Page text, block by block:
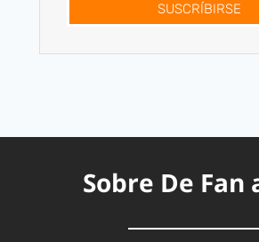
SUSCRÍBIRSE
Sobre De Fan